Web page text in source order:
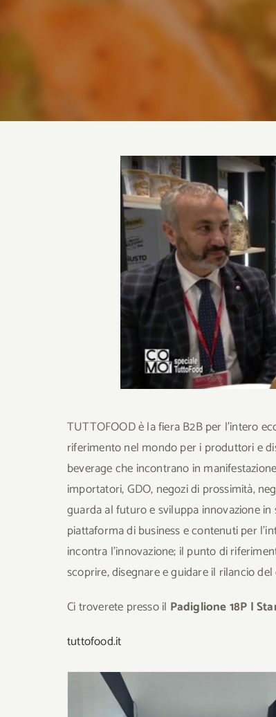
TUTTOFOOD è la fiera B2B per l’intero
riferimento nel mondo per i produttori e
beverage che incontrano in
importatori, GDO, negozi di prossimità,
guarda al futuro e sviluppa innovazione
piattaforma di business e contenuti per
incontra l’innovazione; il punto di
scoprire, disegnare e guidare il rilancio
Ci troverete presso il Padiglione 18P |
tuttofood.it